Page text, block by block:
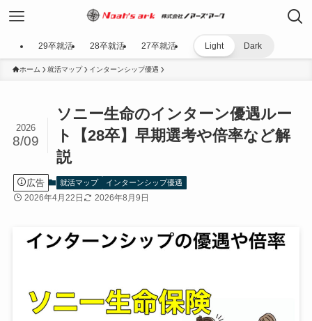
29卒就活 28卒就活 27卒就活 Light Dark
ホーム 就活マップ インターンシップ優遇
ソニー生命のインターン優遇ルー
ト【28卒】早期選考や倍率など解
説
2026
8/09
広告 就活マップ インターンシップ優遇
2026年4月22日 2026年8月9日